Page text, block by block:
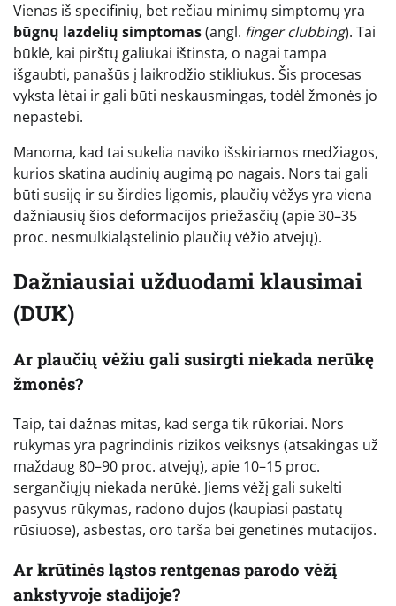
Vienas iš specifinių, bet rečiau minimų simptomų yra
būgnų lazdelių simptomas(angl. finger clubbing). Tai
būklė, kai pirštų galiukai ištinsta, o nagai tampa
išgaubti, panašūs į laikrodžio stikliukus. Šis procesas
vyksta lėtai ir gali būti neskausmingas, todėl žmonės jo
nepastebi.
Manoma, kad tai sukelia naviko išskiriamos medžiagos,
kurios skatina audinių augimą po nagais. Nors tai gali
būti susiję ir su širdies ligomis, plaučių vėžys yra viena
dažniausių šios deformacijos priežasčių (apie 30–35
proc. nesmulkialąstelinio plaučių vėžio atvejų).
Dažniausiai užduodami klausimai
(DUK)
Ar plaučių vėžiu gali susirgti niekada nerūkę
žmonės?
Taip, tai dažnas mitas, kad serga tik rūkoriai. Nors
rūkymas yra pagrindinis rizikos veiksnys (atsakingas už
maždaug 80–90 proc. atvejų), apie 10–15 proc.
sergančiųjų niekada nerūkė. Jiems vėžį gali sukelti
pasyvus rūkymas, radono dujos (kaupiasi pastatų
rūsiuose), asbestas, oro tarša bei genetinės mutacijos.
Ar krūtinės ląstos rentgenas parodo vėžį
ankstyvoje stadijoje?